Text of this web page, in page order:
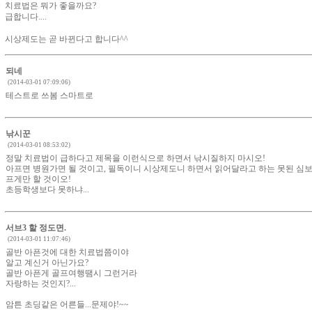
치료법은 뭐가 좋을까요?
급합니다....
시상제도는 곧 바뀐다고 합니다^^
되네
(2014-03-01 07:09:06)
테스트로 쓰봄 스마트로
낚시꾼
(2014-03-01 08:53:02)
정말 치료법이 급하다고 제목을 이런식으로 하면서 낚시질하지 마시오!
아프면 병원가면 될 것이고, 필독이니 시상제도니 하면서 읽어달라고 하는 못된 심
프게만 할 것이오!
초등학생보다 못하냐...
서브3 할 정도면.
(2014-03-01 11:07:46)
골반 아픈것에 대한 치료법쯤이야
알고 계신거 아닌가요?
골반 아픈게 골프여행땜시 그런거라
자랑하는 것인지?...
암튼 초딩같은 어른들...문제야!~~